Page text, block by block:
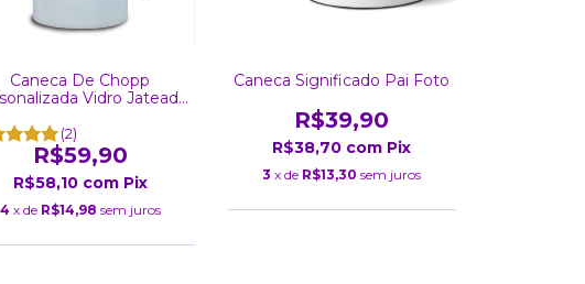
Caneca De Chopp
Vidro Jateado
(2)
R$59,90
R$58,10 com Pix
4 x de R$14,98 sem juros
Caneca Significado Pai Foto
R$39,90
R$38,70 com Pix
3 x de R$13,30 sem juros